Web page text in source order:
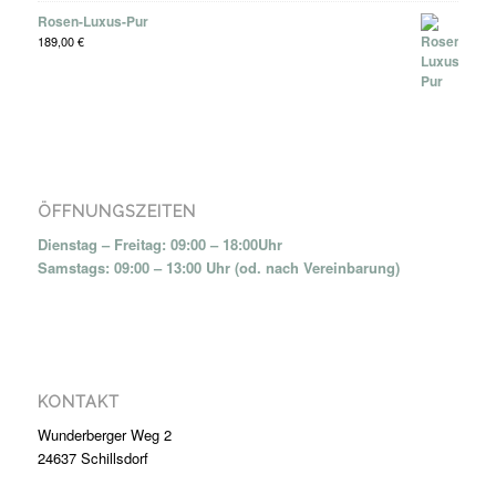
Rosen-Luxus-Pur
189,00€
ÖFFNUNGSZEITEN
Dienstag – Freitag: 09:00 – 18:00Uhr
Samstags: 09:00 – 13:00 Uhr (od. nach Vereinbarung)
KONTAKT
Wunderberger Weg 2
24637 Schillsdorf